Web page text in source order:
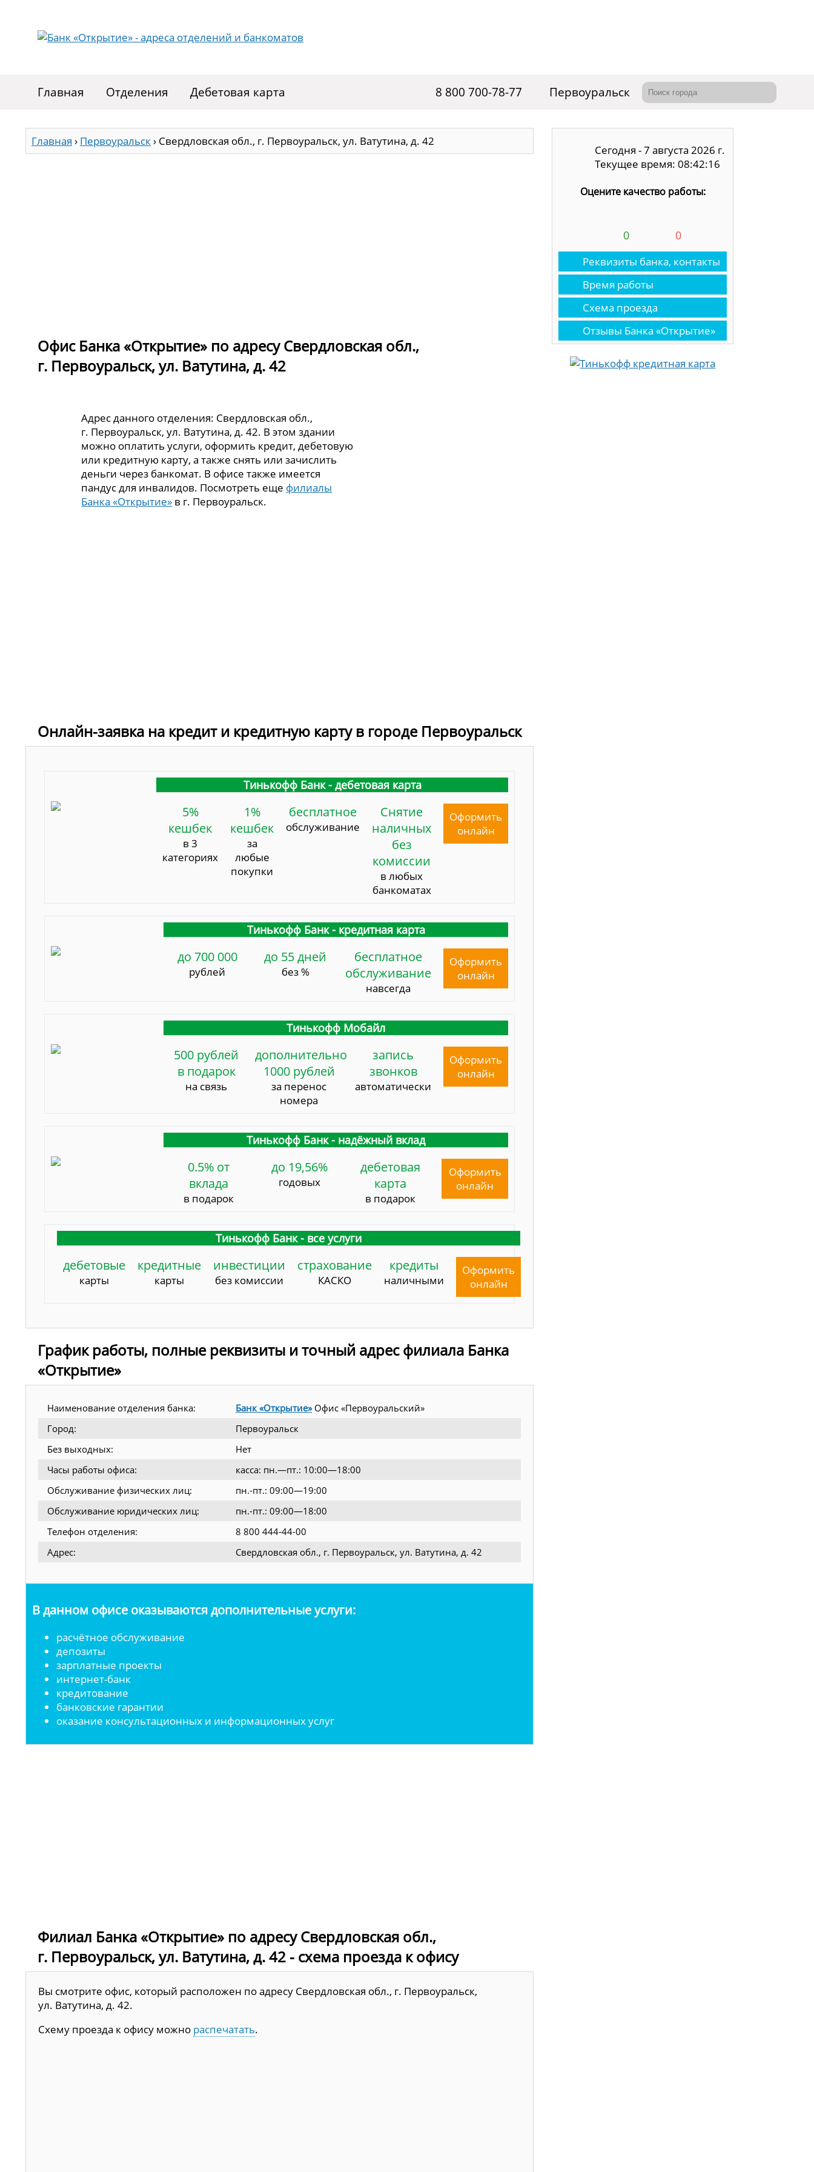
Главная Отделения Дебетовая карта 8 800 700-78-77 Первоуральск
Главная › Первоуральск› Свердловская обл., г. Первоуральск, ул. Ватутина, д. 42
Офис Банка «Открытие» по адресу Свердловская обл.,
г. Первоуральск, ул. Ватутина, д. 42
Адрес данного отделения: Свердловская обл.,
г. Первоуральск, ул. Ватутина, д. 42. В этом здании
можно оплатить услуги, оформить кредит, дебетовую
или кредитную карту, а также снять или зачислить
деньги через банкомат. В офисе также имеется
пандус для инвалидов. Посмотреть еще филиалы
Банка «Открытие» в г. Первоуральск.
Онлайн-заявка на кредит и кредитную карту в городе Первоуральск
Тинькофф Банк - дебетовая карта
5%
кешбек
в 3
категориях
1%
кешбек
за
любые
покупки
бесплатное
обслуживание
Снятие
наличных
без
комиссии
в любых
банкоматах
Оформить
онлайн
Тинькофф Банк - кредитная карта
до 700 000
рублей
до 55 дней
без %
бесплатное
обслуживание
навсегда
Оформить
онлайн
Тинькофф Мобайл
500 рублей
в подарок
на связь
дополнительно
1000 рублей
за перенос
номера
запись
звонков
автоматически
Оформить
онлайн
Тинькофф Банк - надёжный вклад
0.5% от
вклада
в подарок
до 19,56%
годовых
дебетовая
карта
в подарок
Оформить
онлайн
Тинькофф Банк - все услуги
дебетовые
карты
кредитные
карты
инвестиции
без комиссии
страхование
КАСКО
кредиты
наличными
Оформить
онлайн
График работы, полные реквизиты и точный адрес филиала Банка
«Открытие»
Наименование отделения банка: Банк «Открытие»Офис «Первоуральский»
Город:
Первоуральск
Без выходных:
Нет
Часы работы офиса:
касса: пн.—пт.: 10:00—18:00
Обслуживание физических лиц:
пн.-пт.: 09:00—19:00
Обслуживание юридических лиц:
пн.-пт.: 09:00—18:00
Телефон отделения:
8 800 444-44-00
Адрес:
Свердловская обл., г. Первоуральск, ул. Ватутина, д. 42
В данном офисе оказываются дополнительные услуги:
расчётное обслуживание
депозиты
зарплатные проекты
интернет-банк
кредитование
банковские гарантии
оказание консультационных и информационных услуг
Филиал Банка «Открытие» по адресу Свердловская обл.,
г. Первоуральск, ул. Ватутина, д. 42 - схема проезда к офису
Вы смотрите офис, который расположен по адресу Свердловская обл., г. Первоуральск,
ул. Ватутина, д. 42.
Схему проезда к офису можно распечатать.
Сегодня - 7 августа 2026 г.
Текущее время: 08:42:17
Оцените качество работы:
0 0
Реквизиты банка, контакты
Время работы
Схема проезда
Отзывы Банка «Открытие»